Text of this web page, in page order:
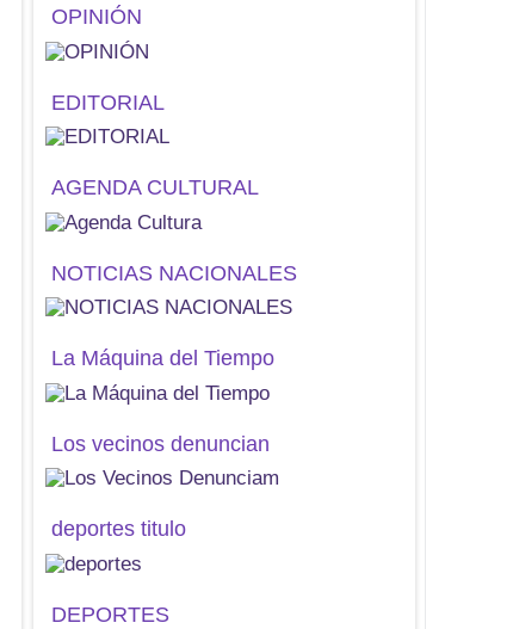
OPINIÓN
EDITORIAL
AGENDA CULTURAL
NOTICIAS NACIONALES
La Máquina del Tiempo
Los vecinos denuncian
deportes titulo
DEPORTES